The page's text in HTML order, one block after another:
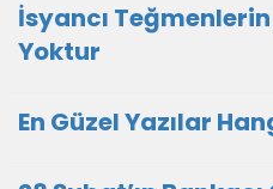
İsyancı
Yoktur
En Güzel Yazılar